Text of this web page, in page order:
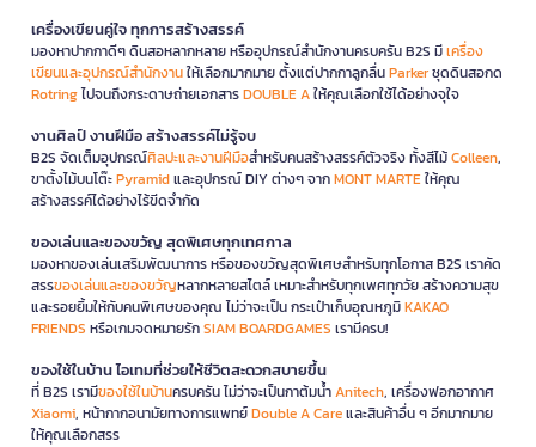
เครื่องเขียนคู่ใจ ทุกการสร้างสรรค์
มองหาปากกาดีๆ ดินสอหลากหลาย หรืออุปกรณ์สำนักงานครบครัน B2S มีเครื่อง
เขียนและอุปกรณ์สำนักงานให้เลือกมากมาย ตั้งแต่ปากกาลูกลื่นParkerชุดดินสอกด
Rotringไปจนถึงกระดาษถ่ายเอกสารDOUBLE Aให้คุณเลือกใช้ได้อย่างจุใจ
งานศิลป์ งานฝีมือ สร้างสรรค์ไม่รู้จบ
B2S จัดเต็มอุปกรณ์ศิลปะและงานฝีมือสำหรับคนสร้างสรรค์ตัวจริง ทั้งสีไม้Colleen,
ขาตั้งไม้บนโต๊ะPyramidและอุปกรณ์ DIY ต่างๆ จากMONT MARTEให้คุณ
สร้างสรรค์ได้อย่างไร้ขีดจำกัด
ของเล่นและของขวัญ สุดพิเศษทุกเทศกาล
มองหาของเล่นเสริมพัฒนาการ หรือของขวัญสุดพิเศษสำหรับทุกโอกาส B2S เราคัด
สรรของเล่นและของขวัญหลากหลายสไตล์ เหมาะสำหรับทุกเพศทุกวัย สร้างความสุข
และรอยยิ้มให้กับคนพิเศษของคุณ ไม่ว่าจะเป็น กระเป๋าเก็บอุณหภูมิKAKAO
FRIENDS หรือเกมจดหมายรักSIAM BOARDGAMES เรามีครบ!
ของใช้ในบ้าน ไอเทมที่ช่วยให้ชีวิตสะดวกสบายขึ้น
ที่ B2S เรามีของใช้ในบ้านครบครัน ไม่ว่าจะเป็นกาต้มน้ำAnitech, เครื่องฟอกอากาศ
Xiaomi, หน้ากากอนามัยทางการแพทย์Double A Careและสินค้าอื่น ๆ อีกมากมาย
ให้คุณเลือกสรร